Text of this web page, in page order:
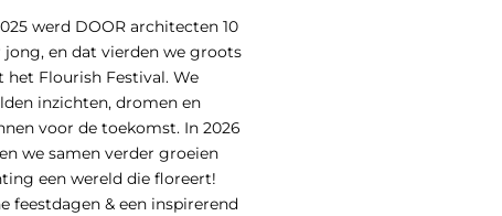
werd DOOR architecten 10
jong, en dat vierden we groots
het Flourish Festival. We
inzichten, dromen en
voor de toekomst. In 2026
we samen verder groeien
een wereld die floreert!
feestdagen & een inspirerend